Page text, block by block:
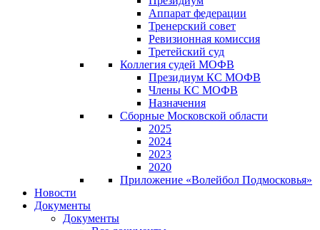
Аппарат федерации
Тренерский совет
Ревизионная комиссия
Третейский суд
Коллегия судей МОФВ
Президиум КС МОФВ
Члены КС МОФВ
Назначения
Сборные Московской области
2025
2024
2023
2020
Приложение «Волейбол Подмосковья»
Новости
Документы
Документы